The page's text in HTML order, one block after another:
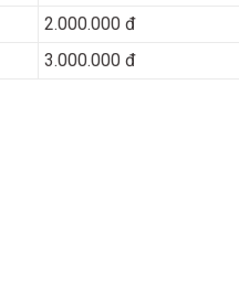
2.000.000 đ
3.000.000 đ